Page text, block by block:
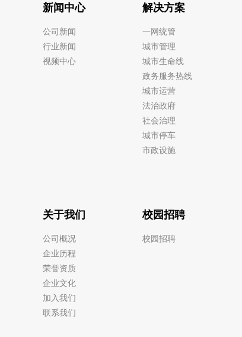
新闻中心
公司新闻
行业新闻
视频中心
解决方案
一网统管
城市管理
城市生命线
政务服务热线
城市运营
法治政府
社会治理
城市停车
市政设施
关于我们
公司概况
企业历程
荣誉资质
企业文化
加入我们
联系我们
校园招聘
校园招聘